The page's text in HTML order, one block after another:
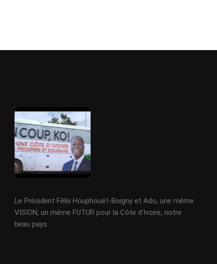
Le Président Félix Houphouët-Boigny et Ado, une même
VISION, un même FUTUR pour la Côte d'Ivoire, notre
beau pays.